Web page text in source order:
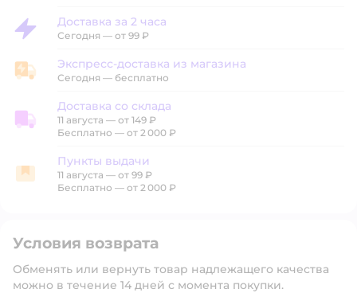
Доставка за 2 часа
Доставка за 2 часа
Сегодня — от 99 ₽
Экспресс-доставка из магазина
Экспресс-доставка из магазина
Сегодня — бесплатно
Доставка со склада
Доставка со склада
11 августа — от 149 ₽
Бесплатно — от 2 000 ₽
Пункты выдачи
Пункты выдачи
11 августа — от 99 ₽
Бесплатно — от 2 000 ₽
Условия возврата
Обменять или вернуть товар надлежащего качества
можно в течение 14 дней с момента покупки.